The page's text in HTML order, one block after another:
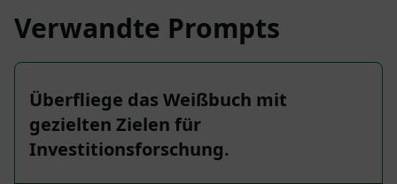
Verwandte Prompts
Überfliege das Weißbuch mit
gezielten Zielen für
Investitionsforschung.